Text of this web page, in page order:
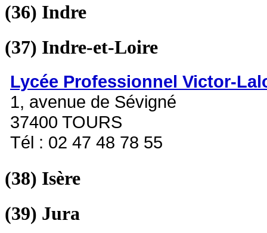
(36) Indre
(37) Indre-et-Loire
Lycée Professionnel Victor-
1, avenue de Sévigné
37400 TOURS
Tél : 02 47 48 78 55
(38) Isère
(39) Jura